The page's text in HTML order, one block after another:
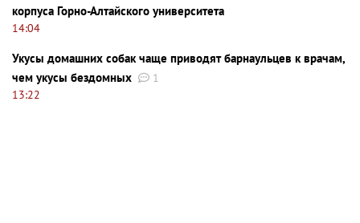
корпуса Горно-Алтайского университета
14:04
Укусы домашних собак чаще приводят барнаульцев к врачам,
чем укусы бездомных
1
13:22